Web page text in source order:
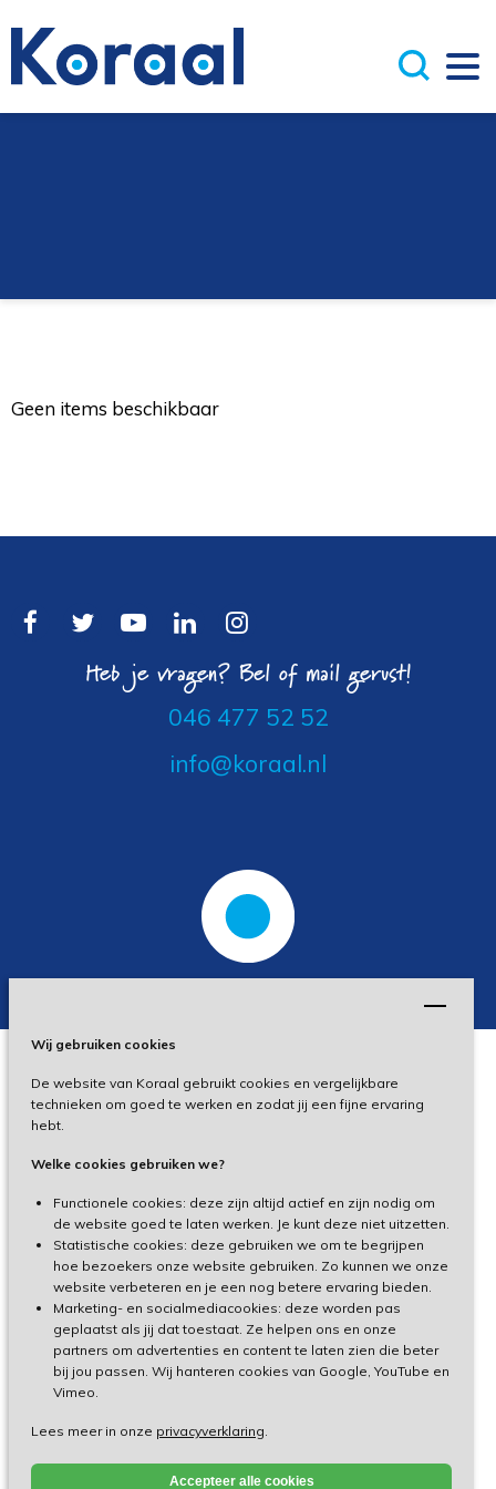
Wij gebruiken cookies
De website van Koraal gebruikt cookies en vergelijkbare
technieken om goed te werken en zodat jij een fijne ervaring
hebt.
Welke cookies gebruiken we?
Functionele cookies: deze zijn altijd actief en zijn nodig om
de website goed te laten werken. Je kunt deze niet uitzetten.
Statistische cookies: deze gebruiken we om te begrijpen
hoe bezoekers onze website gebruiken. Zo kunnen we onze
website verbeteren en je een nog betere ervaring bieden.
Marketing- en socialmediacookies: deze worden pas
geplaatst als jij dat toestaat. Ze helpen ons en onze
partners om advertenties en content te laten zien die beter
bij jou passen. Wij hanteren cookies van Google, YouTube en
Vimeo.
Lees meer in onze privacyverklaring.
Accepteer alle cookies
Geen items beschikbaar
Heb je vragen? Bel of mail gerust!
046 477 52 52
info@koraal.nl
Privacy
Toegankelijkheid
Cliëntenportaal
Medewerkersportaal
TeamViewer
Made by Ivengi